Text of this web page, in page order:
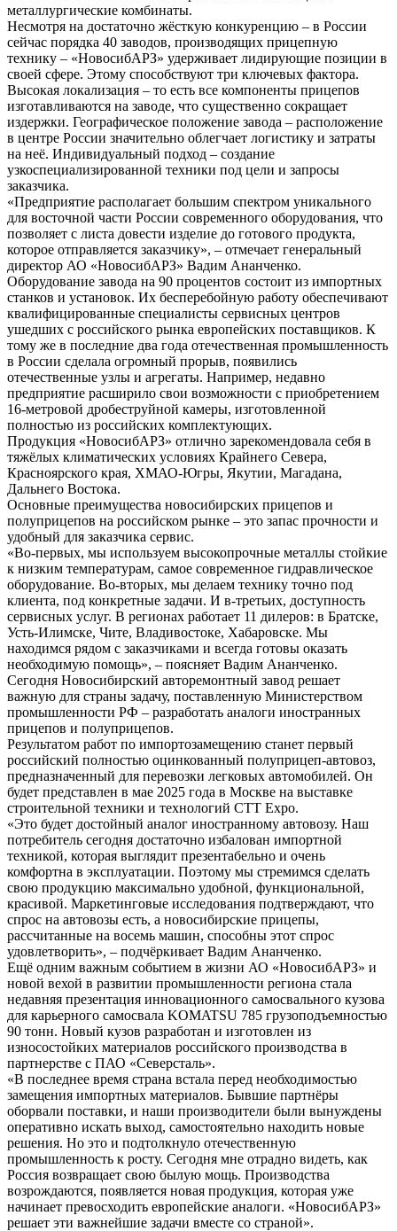
металлургические комбинаты.
Несмотря на достаточно жёсткую конкуренцию – в России
сейчас порядка 40 заводов, производящих прицепную
технику – «НовосибАРЗ» удерживает лидирующие позиции в
своей сфере. Этому способствуют три ключевых фактора.
Высокая локализация – то есть все компоненты прицепов
изготавливаются на заводе, что существенно сокращает
издержки. Географическое положение завода – расположение
в центре России значительно облегчает логистику и затраты
на неё. Индивидуальный подход – создание
узкоспециализированной техники под цели и запросы
заказчика.
«Предприятие располагает большим спектром уникального
для восточной части России современного оборудования, что
позволяет с листа довести изделие до готового продукта,
которое отправляется заказчику», – отмечает генеральный
директор АО «НовосибАРЗ» Вадим Ананченко.
Оборудование завода на 90 процентов состоит из импортных
станков и установок. Их бесперебойную работу обеспечивают
квалифицированные специалисты сервисных центров
ушедших с российского рынка европейских поставщиков. К
тому же в последние два года отечественная промышленность
в России сделала огромный прорыв, появились
отечественные узлы и агрегаты. Например, недавно
предприятие расширило свои возможности с приобретением
16-метровой дробеструйной камеры, изготовленной
полностью из российских комплектующих.
Продукция «НовосибАРЗ» отлично зарекомендовала себя в
тяжёлых климатических условиях Крайнего Севера,
Красноярского края, ХМАО-Югры, Якутии, Магадана,
Дальнего Востока.
Основные преимущества новосибирских прицепов и
полуприцепов на российском рынке – это запас прочности и
удобный для заказчика сервис.
«Во-первых, мы используем высокопрочные металлы стойкие
к низким температурам, самое современное гидравлическое
оборудование. Во-вторых, мы делаем технику точно под
клиента, под конкретные задачи. И в-третьих, доступность
сервисных услуг. В регионах работает 11 дилеров: в Братске,
Усть-Илимске, Чите, Владивостоке, Хабаровске. Мы
находимся рядом с заказчиками и всегда готовы оказать
необходимую помощь», – поясняет Вадим Ананченко.
Сегодня Новосибирский авторемонтный завод решает
важную для страны задачу, поставленную Министерством
промышленности РФ – разработать аналоги иностранных
прицепов и полуприцепов.
Результатом работ по импортозамещению станет первый
российский полностью оцинкованный полуприцеп-автовоз,
предназначенный для перевозки легковых автомобилей. Он
будет представлен в мае 2025 года в Москве на выставке
строительной техники и технологий СТТ Expo.
«Это будет достойный аналог иностранному автовозу. Наш
потребитель сегодня достаточно избалован импортной
техникой, которая выглядит презентабельно и очень
комфортна в эксплуатации. Поэтому мы стремимся сделать
свою продукцию максимально удобной, функциональной,
красивой. Маркетинговые исследования подтверждают, что
спрос на автовозы есть, а новосибирские прицепы,
рассчитанные на восемь машин, способны этот спрос
удовлетворить», – подчёркивает Вадим Ананченко.
Ещё одним важным событием в жизни АО «НовосибАРЗ» и
новой вехой в развитии промышленности региона стала
недавняя презентация инновационного самосвального кузова
для карьерного самосвала KOMATSU 785 грузоподъемностью
90 тонн. Новый кузов разработан и изготовлен из
износостойких материалов российского производства в
партнерстве с ПАО «Северсталь».
«В последнее время страна встала перед необходимостью
замещения импортных материалов. Бывшие партнёры
оборвали поставки, и наши производители были вынуждены
оперативно искать выход, самостоятельно находить новые
решения. Но это и подтолкнуло отечественную
промышленность к росту. Сегодня мне отрадно видеть, как
Россия возвращает свою былую мощь. Производства
возрождаются, появляется новая продукция, которая уже
начинает превосходить европейские аналоги. «НовосибАРЗ»
решает эти важнейшие задачи вместе со страной».